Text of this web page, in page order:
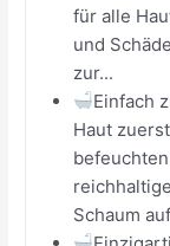
für alle
und
zur...
Einfach
Haut
Schaum